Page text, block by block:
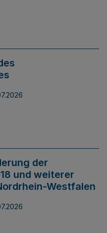
der
und weiterer
Westfalen